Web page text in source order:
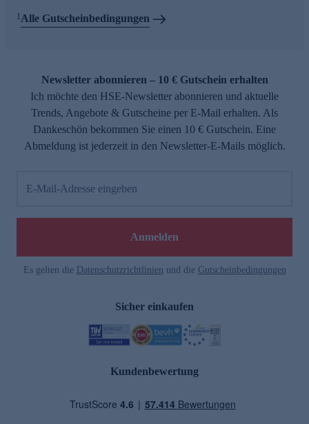
1 Alle Gutscheinbedingungen
Newsletter abonnieren – 10 € Gutschein erhalten
Ich möchte den HSE-Newsletter abonnieren und aktuelle
Trends, Angebote & Gutscheine per E-Mail erhalten. Als
Dankeschön bekommen Sie einen 10 € Gutschein. Eine
Abmeldung ist jederzeit in den Newsletter-E-Mails möglich.
E-Mail-Adresse eingeben
Anmelden
Es gelten die Datenschutzrichtlinien und die Gutscheinbedingungen
Sicher einkaufen
Kundenbewertung